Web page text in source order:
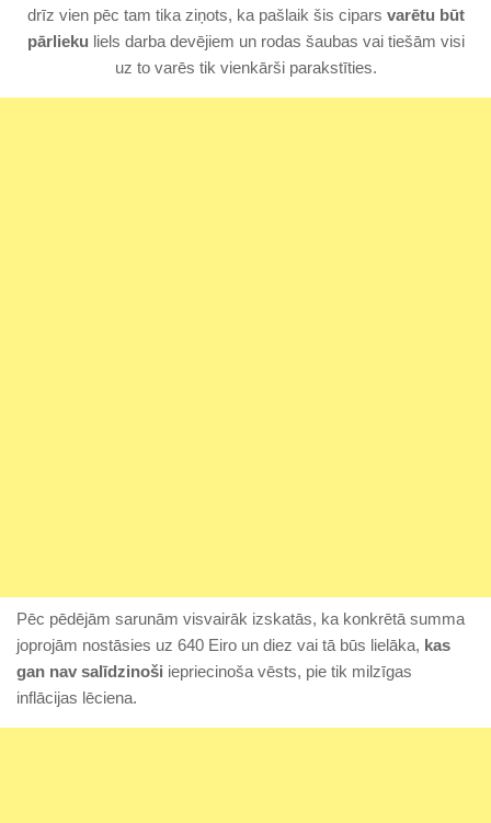
drīz vien pēc tam tika ziņots, ka pašlaik šis cipars varētu būt
pārlieku liels darba devējiem un rodas šaubas vai tiešām visi
uz to varēs tik vienkārši parakstīties.
Pēc pēdējām sarunām visvairāk izskatās, ka konkrētā summa
joprojām nostāsies uz 640 Eiro un diez vai tā būs lielāka, kas
gan nav salīdzinoši iepriecinoša vēsts, pie tik milzīgas
inflācijas lēciena.